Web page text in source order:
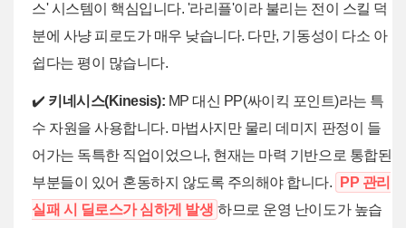
스' 시스템이 핵심입니다. '라리플'이라 불리는 전이 스킬 덕
분에 사냥 피로도가 매우 낮습니다. 다만, 기동성이 다소 아
쉽다는 평이 많습니다.
✔️ 키네시스(Kinesis): MP 대신 PP(싸이킥 포인트)라는 특
수 자원을 사용합니다. 마법사지만 물리 데미지 판정이 들
어가는 독특한 직업이었으나, 현재는 마력 기반으로 통합된
부분들이 있어 혼동하지 않도록 주의해야 합니다.
PP 관리
실패 시 딜로스가 심하게 발생 하므로 운영 난이도가 높습